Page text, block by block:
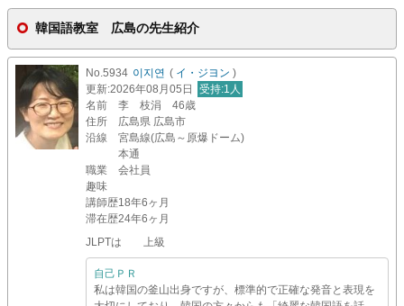
韓国語教室 広島の先生紹介
No.5934 이지연 ( イ・ジヨン )
更新:2026年08月05日 受持:1人
名前
李 枝涓 46歳
住所
広島県 広島市
沿線
宮島線(広島～原爆ドーム)
本通
職業
会社員
趣味
講師歴18年6ヶ月
滞在歴24年6ヶ月
JLPTは 上級
自己ＰＲ
私は韓国の釜山出身ですが、標準的で正確な発音と表現を